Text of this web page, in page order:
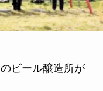
ビール醸造所が